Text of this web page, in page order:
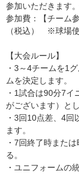
参加いただきます
参加費：【チーム
（税込） ※球場使
【大会ルール】
・3～4チームを1
ムを決定します。
・1試合は90分7
がございます）とし
・3回10点差、4回
ます。
・7回終了時また
る。
・ユニフォームの